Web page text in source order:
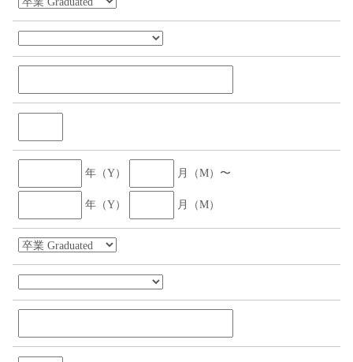
年（Y） 月（M）〜
年（Y） 月（M）